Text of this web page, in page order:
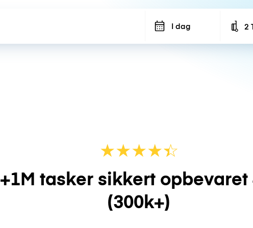
I dag 2
★★★★☆
★
+1M tasker sikkert opbevaret
(300k+)